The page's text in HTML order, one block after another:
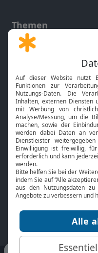
Themen
Gott und Bibel erklärt
Neuigkeiten
Bibel TV
Über uns
Jobs
Mediadaten